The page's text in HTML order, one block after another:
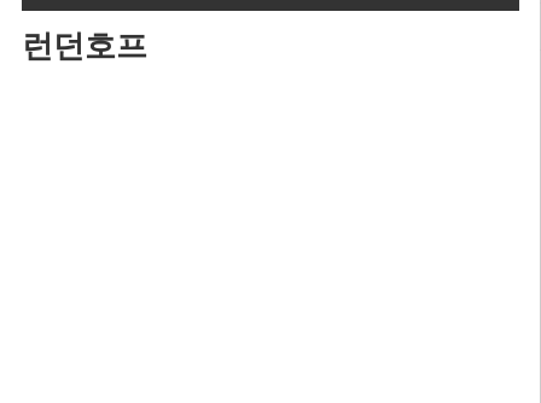
런던호프